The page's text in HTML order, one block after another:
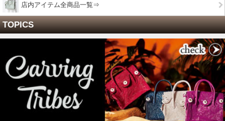
店内アイテム全商品一覧⇒
TOPICS